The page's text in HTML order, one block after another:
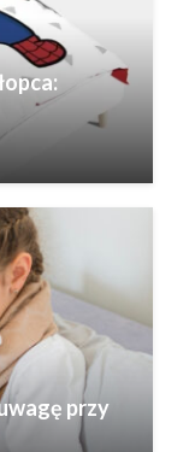
przy